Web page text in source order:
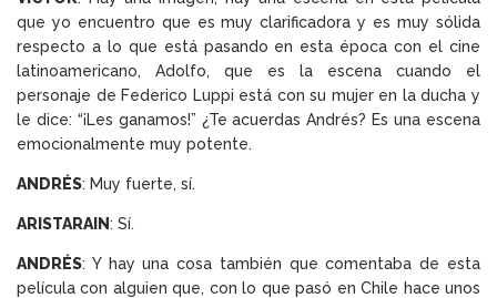
que yo encuentro que es muy clarificadora y es muy sólida
respecto a lo que está pasando en esta época con el cine
latinoamericano, Adolfo, que es la escena cuando el
personaje de Federico Luppi está con su mujer en la ducha y
le dice: “¡Les ganamos!” ¿Te acuerdas Andrés? Es una escena
emocionalmente muy potente.
ANDRÉS: Muy fuerte, sí.
ARISTARAIN: Sí.
ANDRÉS: Y hay una cosa también que comentaba de esta
película con alguien que, con lo que pasó en Chile hace unos